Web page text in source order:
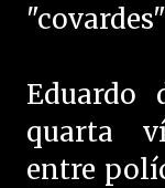
Eduardo
quarta
entre